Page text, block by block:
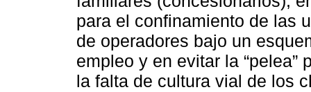
para el confinamiento de las
de operadores bajo un
empleo y en evitar la
la falta de cultura vial de los